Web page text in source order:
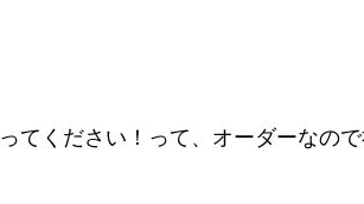
てください！って、オーダーなの